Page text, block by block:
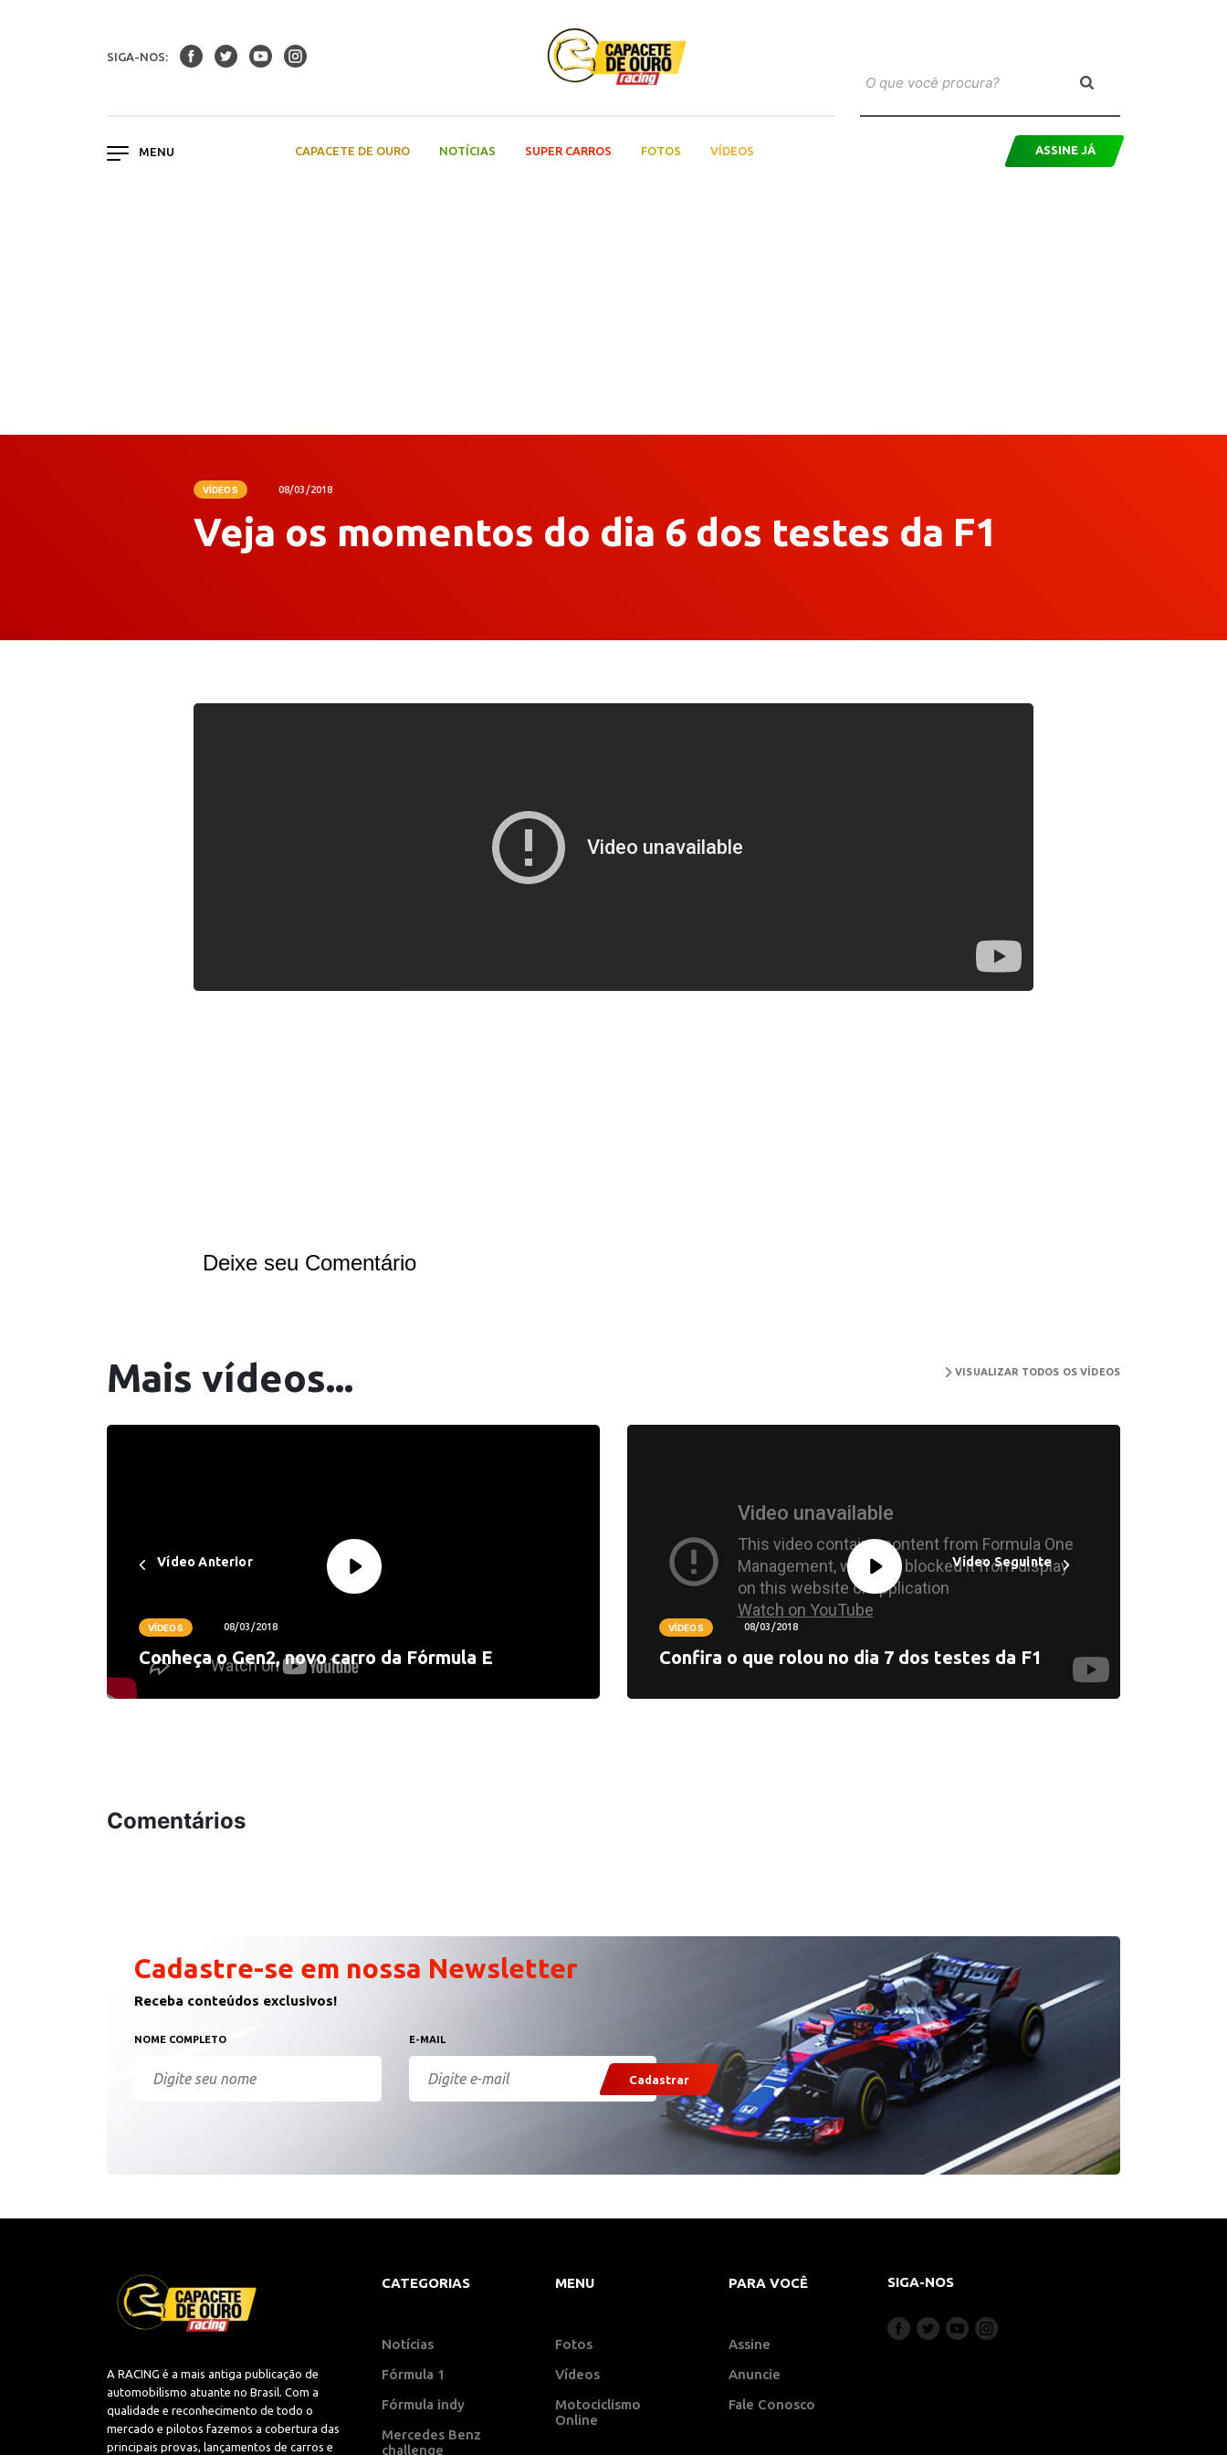
SIGA-NOS:
CAPACETE DE OURO NOTÍCIAS SUPER CARROS FOTOS VÍDEOS ASSINE JÁ
VÍDEOS 08/03/2018
Veja os momentos do dia 6 dos testes da F1
Deixe seu Comentário
Mais vídeos... VISUALIZAR TODOS OS VÍDEOS
Vídeo Anterior
VÍDEOS 08/03/2018
Conheça o Gen2, novo carro da Fórmula E
Vídeo Seguinte
VÍDEOS 08/03/2018
Confira o que rolou no dia 7 dos testes da F1
Comentários
Cadastre-se em nossa Newsletter
Receba conteúdos exclusivos!
NOME COMPLETO E-MAIL
Cadastrar
A RACING é a mais antiga publicação de
automobilismo atuante no Brasil. Com a
qualidade e reconhecimento de todo o
mercado e pilotos fazemos a cobertura das
principais provas, lançamentos de carros e
CATEGORIAS
Notícias
Fórmula 1
Fórmula indy
Mercedes Benz
challenge
MENU
Fotos
Vídeos
Motociclismo
Online
PARA VOCÊ
Assine
Anuncie
Fale Conosco
SIGA-NOS